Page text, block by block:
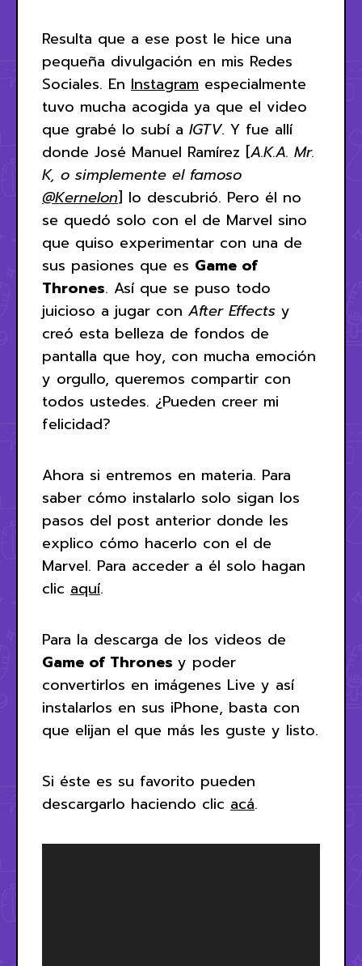
Resulta que a ese post le hice una
pequeña divulgación en mis Redes
Sociales. En Instagram especialmente
tuvo mucha acogida ya que el video
que grabé lo subí a IGTV. Y fue allí
donde José Manuel Ramírez [A.K.A. Mr.
K, o simplemente el famoso
@Kernelon] lo descubrió. Pero él no
se quedó solo con el de Marvel sino
que quiso experimentar con una de
sus pasiones que es Game of
Thrones. Así que se puso todo
juicioso a jugar con After Effects y
creó esta belleza de fondos de
pantalla que hoy, con mucha emoción
y orgullo, queremos compartir con
todos ustedes. ¿Pueden creer mi
felicidad?
Ahora si entremos en materia. Para
saber cómo instalarlo solo sigan los
pasos del post anterior donde les
explico cómo hacerlo con el de
Marvel. Para acceder a él solo hagan
clic aquí.
Para la descarga de los videos de
Game of Thrones y poder
convertirlos en imágenes Live y así
instalarlos en sus iPhone, basta con
que elijan el que más les guste y listo.
Si éste es su favorito pueden
descargarlo haciendo clic acá.